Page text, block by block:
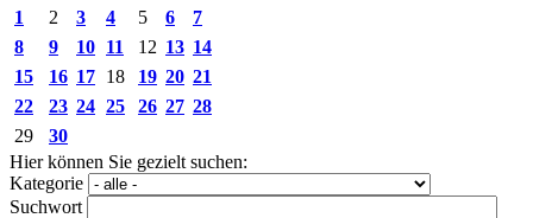
1
2 3 4 5 6
7
8
9 10 11 12 13 14
15
16 17 18 19 20 21
22
23 24 25 26 27 28
29
30
Hier können Sie gezielt suchen:
Kategorie
Suchwort